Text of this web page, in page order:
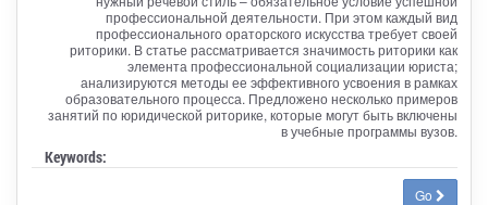
профессиональной деятельности. При этом каждый вид
профессионального ораторского искусства требует своей
риторики. В статье рассматривается значимость риторики как
элемента профессиональной социализации юриста;
анализируются методы ее эффективного усвоения в рамках
образовательного процесса. Предложено несколько примеров
занятий по юридической риторике, которые могут быть включены
в учебные программы вузов.
Keywords:
Go